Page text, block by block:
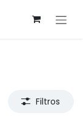
Filtros